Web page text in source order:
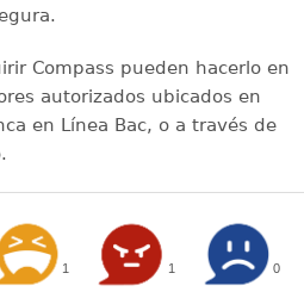
Compass pueden hacerlo en
autorizados ubicados en
en Línea Bac, o a través de
1 1 0